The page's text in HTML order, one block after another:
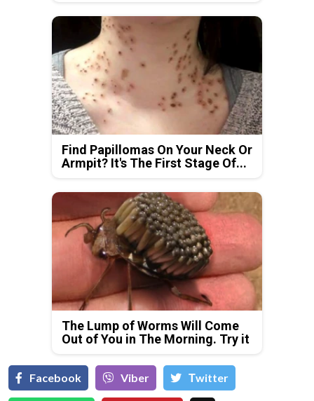
Find Papillomas On Your Neck Or
Armpit? It's The First Stage Of...
The Lump of Worms Will Come
Out of You in The Morning. Try it
Facebook Viber Тwitter